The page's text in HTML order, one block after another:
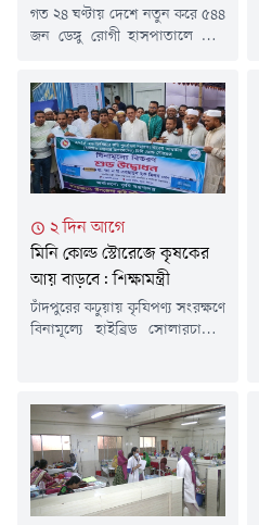
গত ২৪ ঘণ্টায় দেশে নতুন করে ৫৪৪
জন ডেঙ্গু রোগী হাসপাতালে ভর্তি
আক্রান্ত হয়ে কারও মৃত্যুর খবর
পাওয়া যায়নি।শনিবার (৮ আগস্ট)
স্বাস্থ্য অধিদফতরের হেলথ
ইমার্জেন্সি অপারেশন সেন্টার ও
কন্ট্রোলরুমের প্রকাশিত ডেঙ্গুবিষয়ক
বিজ্ঞপ্তিতে এসব তথ্য জানানো হয়।
হওয়া ডেঙ্গু রোগীদের মধ্যে ঢাকা...
২ দিন আগে
মিনি কোল্ড স্টোরেজে কৃষকের
আয় বাড়বে: শিক্ষামন্ত্রী
চাঁদপুরের কচুয়ায় কৃষিপণ্য সংরক্ষণে
বিনামূল্যে হাইব্রিড সোলারচালিত
বাস্তবায়িত এ উদ্যোগ কৃষকদের
উৎপাদিত ফসল সংরক্ষণ,
ন্যায্যমূল্য নিশ্চিত এবং আয়
বৃদ্ধিতে গুরুত্বপূর্ণ ভূমিকা রাখবে
বলে মন্তব্য করেছেন শিক্ষা,